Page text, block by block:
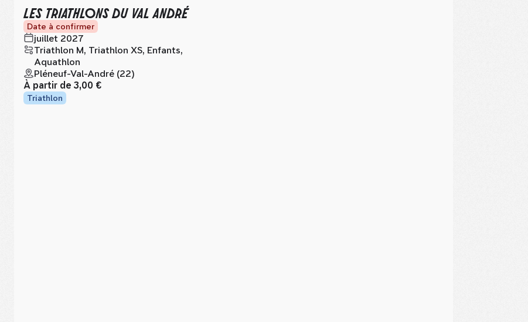
LES TRIATHLONS DU VAL ANDRÉ
Date à confirmer
juillet 2027
Triathlon M, Triathlon XS, Enfants,
Aquathlon
Pléneuf-Val-André (22)
À partir de 3,00 €
Triathlon